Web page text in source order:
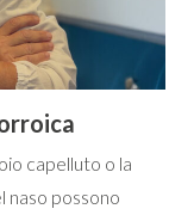
capelluto o la
naso possono